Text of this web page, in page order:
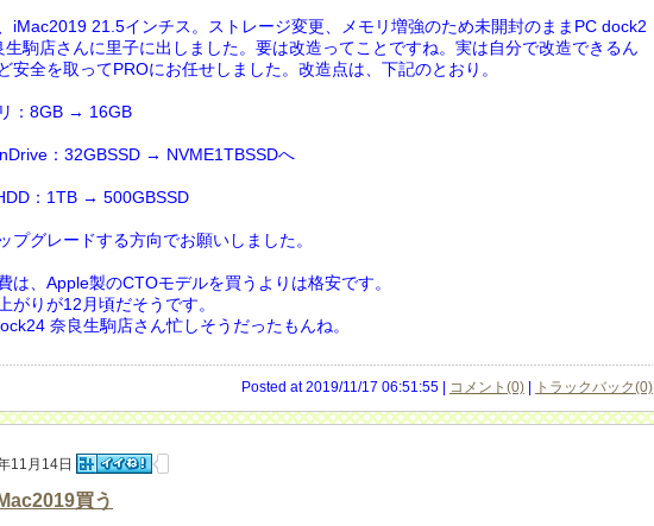
iMac2019 21.5インチス。ストレージ変更、メモリ増強のため未開封のままPC dock2
生駒店さんに里子に出しました。要は改造ってことですね。実は自分で改造できるん
安全を取ってPROにお任せしました。改造点は、下記のとおり。
：8GB → 16GB
：32GBSSD → NVME1TBSSDへ
：1TB → 500GBSSD
プグレードする方向でお願いしました。
は、Apple製のCTOモデルを買うよりは格安です。
がりが12月頃だそうです。
奈良生駒店さん忙しそうだったもんね。
Posted at 2019/11/17 06:51:55 | コメント(0) | トラックバック(0)
11月14日
買う